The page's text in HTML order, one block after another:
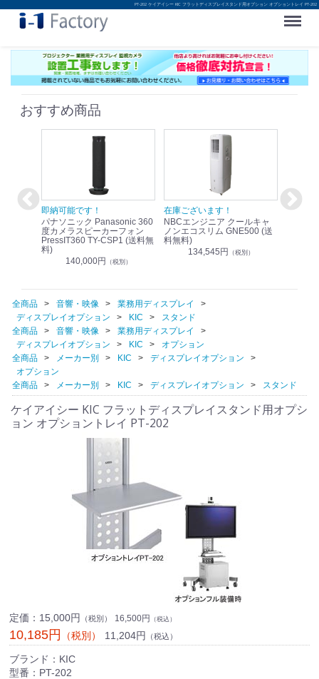
PT-202 ケイアイシー KIC フラットディスプレイスタンド用オプション オプショントレイ PT-202
Menu
おすすめ商品
即納可能です！
パナソニック Panasonic 360
度カメラスピーカーフォン
PressIT360 TY-CSP1 (送料無
料)
140,000円 （税別）
在庫ございます！
NBCエンジニア クールキャ
ノンエコスリム GNE500 (送
料無料)
134,545円 （税別）
即納可
全商品 音響・映像
業務用ディスプレイ
ディスプレイオプション
KIC
スタンド
全商品
音響・映像
業務用ディスプレイ
ディスプレイオプション
KIC
オプション
全商品
メーカー別 KIC
ディスプレイオプション
オプション
全商品
メーカー別 KIC ディスプレイオプション スタンド
ケイアイシー KIC フラットディスプレイスタンド用オプシ
ョン オプショントレイ PT-202
定価： 15,000円 （税別） 16,500円 （税込）
10,185円 （税別） 11,204円 （税込）
ブランド：KIC
型番：PT-202